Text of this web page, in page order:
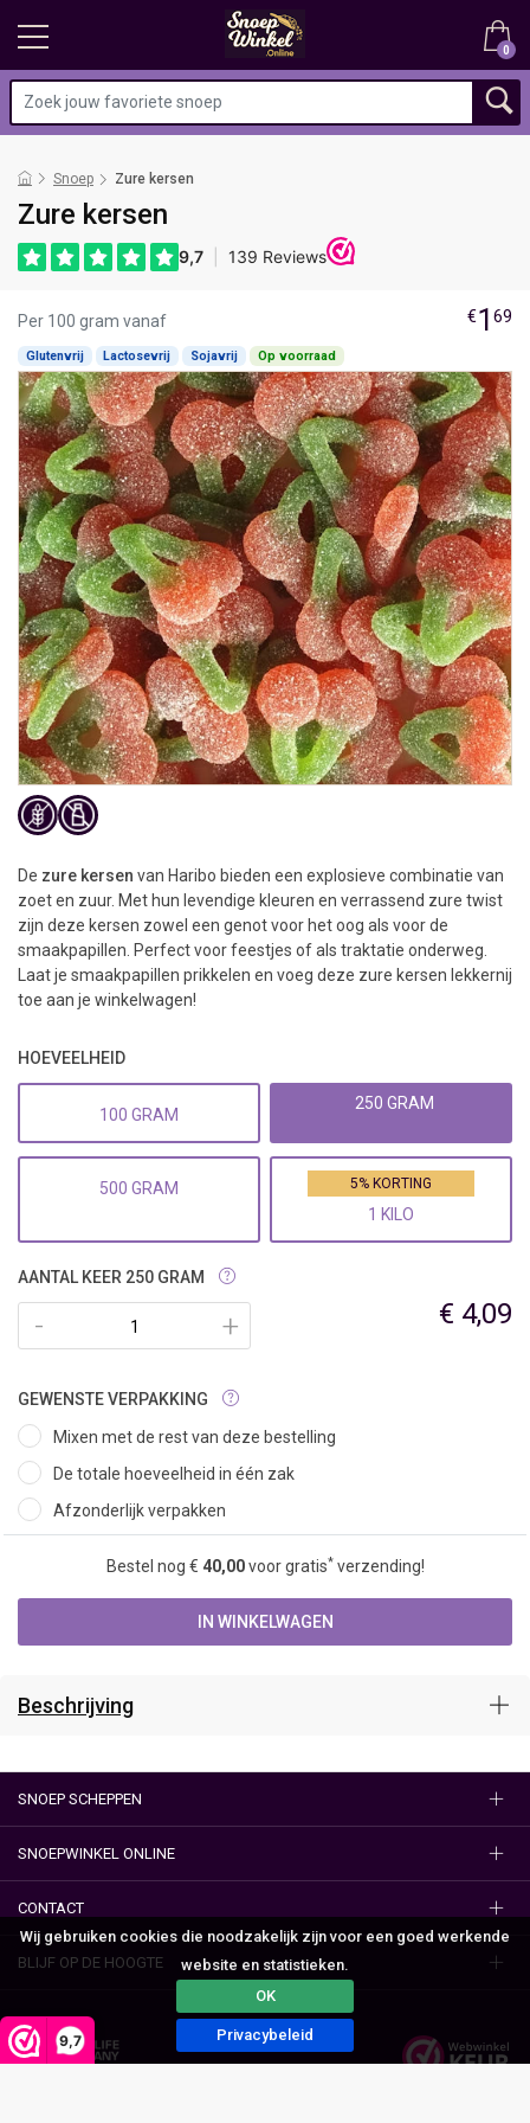
9,7
Wij gebruiken cookies die noodzakelijk zijn voor een goed werkende
website en statistieken.
OK
Privacybeleid
0
Snoep Zure kersen
Zure kersen
Per 100 gram vanaf €1 69
Glutenvrij Lactosevrij Sojavrij Op voorraad
De zure kersen van Haribo bieden een explosieve combinatie van
zoet en zuur. Met hun levendige kleuren en verrassend zure twist
zijn deze kersen zowel een genot voor het oog als voor de
smaakpapillen. Perfect voor feestjes of als traktatie onderweg.
Laat je smaakpapillen prikkelen en voeg deze zure kersen lekkernij
toe aan je winkelwagen!
HOEVEELHEID
100 GRAM
250 GRAM
500 GRAM 5% KORTING
1 KILO
AANTAL KEER 250 GRAM
+
- € 4,09
GEWENSTE VERPAKKING
Mixen met de rest van deze bestelling
De totale hoeveelheid in één zak
Afzonderlijk verpakken
Bestel nog € 40,00voor gratis*verzending!
IN WINKELWAGEN
Beschrijving
SNOEP SCHEPPEN
SNOEPWINKEL ONLINE
CONTACT
BLIJF OP DE HOOGTE